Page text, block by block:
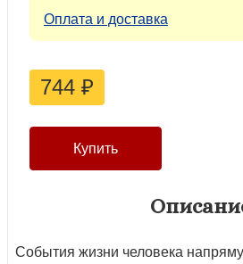
Оплата и доставка
744 ₽
События жизни человека